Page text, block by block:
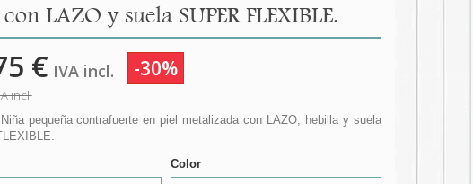
LAZO y suela SUPER FLEXIBLE.
€ IVA incl. -30%
incl.
pequeña contrafuerte en piel metalizada con LAZO, hebilla y suela
Color